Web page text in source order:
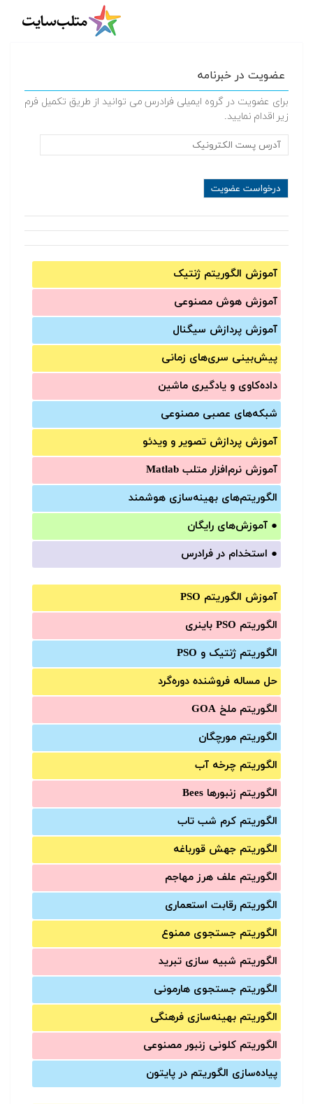
عضویت در خبرنامه
برای عضویت در گروه ایمیلی فرادرس می توانید از طریق تکمیل فرم
زیر اقدام نمایید.
آموزش الگوریتم ژنتیک
آموزش‌ هوش مصنوعی
آموزش‌ پردازش سیگنال
پیش‌‌بینی سری‌‌های زمانی
داده‌کاوی و یادگیری ماشین
شبکه‌های عصبی مصنوعی
آموزش‌ پردازش تصویر و ویدئو
آموزش‌ نرم‌افزار متلب Matlab
الگوریتم‌های بهینه‌سازی هوشمند
● آموزش‌های رایگان
● استخدام در فرادرس
آموزش الگوریتم PSO
الگوریتم PSO باینری
الگوریتم ژنتیک و PSO
حل مساله فروشنده دوره‌گرد
الگوریتم ملخ GOA
الگوریتم مورچگان
الگوریتم چرخه آب
الگوریتم زنبورها Bees
الگوریتم کرم شب تاب
الگوریتم جهش قورباغه
الگوریتم علف هرز مهاجم
الگوریتم رقابت استعماری
الگوریتم جستجوی ممنوع
الگوریتم شبیه سازی تبرید
الگوریتم جستجوی هارمونی
الگوریتم بهینه‌سازی فرهنگی
الگوریتم کلونی زنبور مصنوعی
پیاده‌سازی الگوریتم در پایتون